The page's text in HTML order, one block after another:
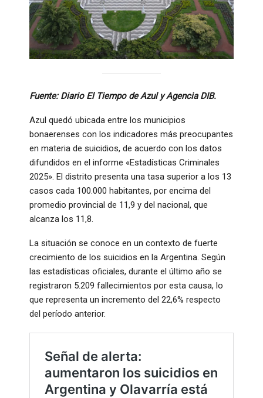
Fuente: Diario El Tiempo de Azul y Agencia DIB.
Azul quedó ubicada entre los municipios
bonaerenses con los indicadores más preocupantes
en materia de suicidios, de acuerdo con los datos
difundidos en el informe «Estadísticas Criminales
2025». El distrito presenta una tasa superior a los 13
casos cada 100.000 habitantes, por encima del
promedio provincial de 11,9 y del nacional, que
alcanza los 11,8.
La situación se conoce en un contexto de fuerte
crecimiento de los suicidios en la Argentina. Según
las estadísticas oficiales, durante el último año se
registraron 5.209 fallecimientos por esta causa, lo
que representa un incremento del 22,6% respecto
del período anterior.